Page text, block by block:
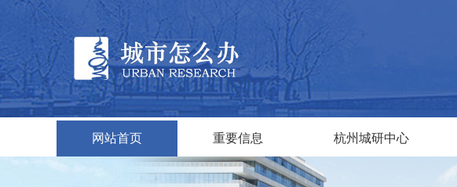
网站首页 重要信息 杭州城研中心